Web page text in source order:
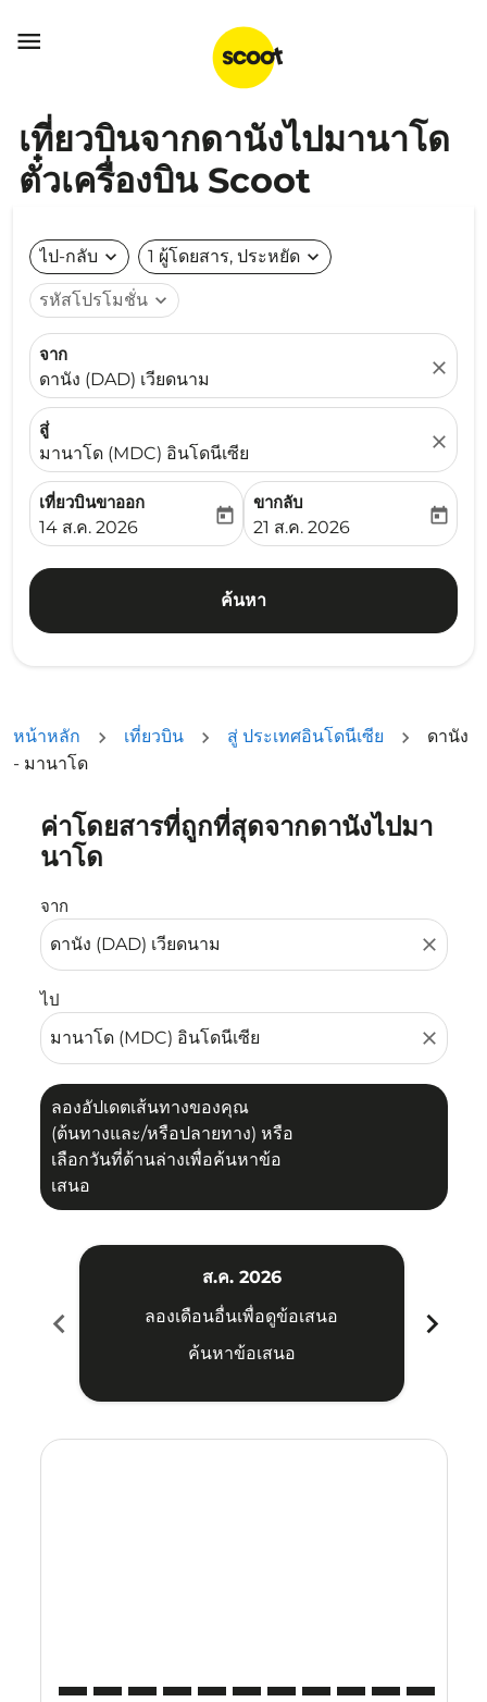

เที่ยวบินจากดานังไปมานาโด
ตั๋วเครื่องบิน Scoot
ไป-กลับ expand_more 1 ผู้โดยสาร, ประหยัด expand_more
รหัสโปรโมชั่น expand_more
จาก
ดานัง (DAD) เวียดนาม
close
สู่
มานาโด (MDC) อินโดนีเซีย
close
เที่ยวบินขาออก
fc-booking-departure-date-aria-label
14 ส.ค. 2026
today
ขากลับ
fc-booking-return-date-
21 ส.ค. 2026
today
ค้นหา
หน้าหลัก เที่ยวบิน สู่ ประเทศอินโดนีเซีย
ดานัง
- มานาโด
ค่าโดยสารที่ถูกที่สุดจากดานังไปมา
นาโด
จาก
close
ไป
close
ลองอัปเดตเส้นทางของคุณ
(ต้นทางและ/หรือปลายทาง) หรือ
เลือกวันที่ด้านล่างเพื่อค้นหาข้อ
เสนอ
ลองอัปเดตเส้นทางของคุณ (ต้นทางและ/หรือปลายทาง) หรื
chevron_left
ส.ค. 2026
ลองเดือนอื่นเพื่อดูข้อเสนอ
ค้นหาข้อเสนอ
chevron_right